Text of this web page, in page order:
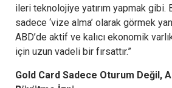
ileri teknolojiye yatırım yapmak gibi.
sadece ‘vize alma’ olarak görmek
ABD’de aktif ve kalıcı ekonomik
için uzun vadeli bir fırsattır.”
Gold Card Sadece Oturum Değil,